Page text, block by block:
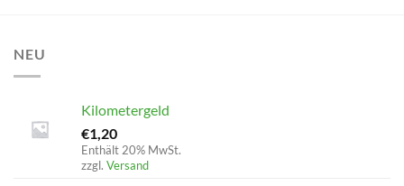
NEU
Kilometergeld
€1,20
Enthält 20% MwSt.
zzgl. Versand